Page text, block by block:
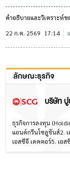
คำอธิบายและวิเคราะห์
22 ก.ค. 2569 17:14
ลักษณะธุรกิจ
บริษัท ปู
ธุรกิจการลงทุน
แอนด์กรีนโซลูชันส์2.
เอสซีจี เดคคอร์5. เอ